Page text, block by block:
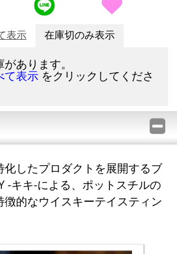
表示 在庫切のみ表示
あります。
て表示 をクリックしてくださ
化したプロダクトを展開するブ
-キキ-による、ポットスチルの
徴的なウイスキーテイスティン